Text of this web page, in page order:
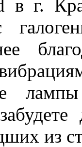
в г.
с
из